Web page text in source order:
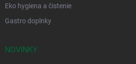
Eko hygiena a čistenie
Gastro doplnky
NOVINKY